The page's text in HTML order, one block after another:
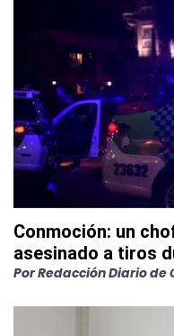
Conmoción: un
asesinado a tiros
PorRedacción Diario de